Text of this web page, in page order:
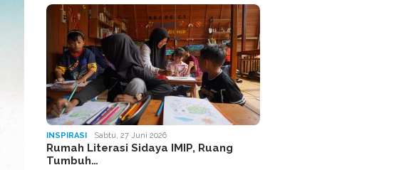
INSPIRASI Sabtu, 27 Juni 2026
Rumah Literasi Sidaya IMIP, Ruang
Tumbuh…